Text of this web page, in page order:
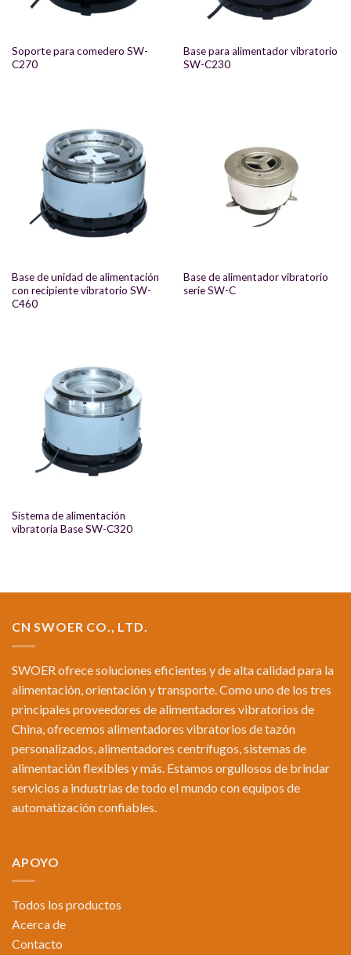
Soporte para comedero SW-
C270
Base para alimentador vibratorio
SW-C230
Base de unidad de alimentación
con recipiente vibratorio SW-
C460
Base de alimentador vibratorio
serie SW-C
Sistema de alimentación
vibratoria Base SW-C320
CN SWOER CO., LTD.
SWOER ofrece soluciones eficientes y de alta calidad para la
alimentación, orientación y transporte. Como uno de los tres
principales proveedores de alimentadores vibratorios de
China, ofrecemos alimentadores vibratorios de tazón
personalizados, alimentadores centrífugos, sistemas de
alimentación flexibles y más. Estamos orgullosos de brindar
servicios a industrias de todo el mundo con equipos de
automatización confiables.
APOYO
Todos los productos
Acerca de
Contacto